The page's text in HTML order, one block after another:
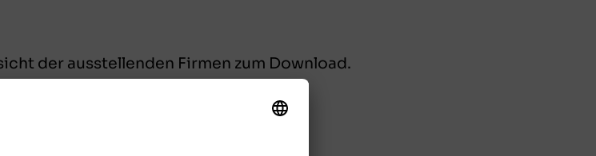
der ausstellenden Firmen zum Download.